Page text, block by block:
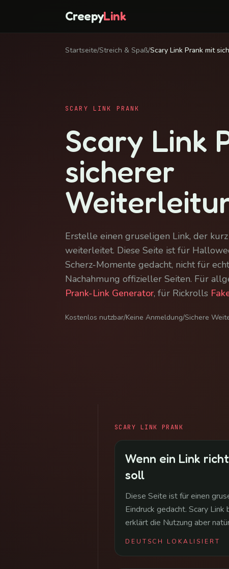
CreepyLink
Startseite/Streich & Spaß/Scary Link Prank mit
SCARY LINK PRANK
Scary Link
sicherer
Erstelle einen gruseligen Link, der
weiterleitet. Diese Seite ist für
Scherz-Momente gedacht, nicht für
Nachahmung offizieller Seiten. Für
Prank-Link Generator, für Rickrolls
Kostenlos nutzbar/Keine Anmeldung/Sichere
SCARY LINK PRANK
Wenn ein Link
soll
Diese Seite ist für einen
Eindruck gedacht. Scary
erklärt die Nutzung aber
DEUTSCH LOKALISIERT